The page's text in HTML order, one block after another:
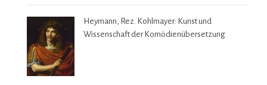
Heymann, Rez. Kohlmayer: Kunst und
Wissenschaft der Komödienübersetzung